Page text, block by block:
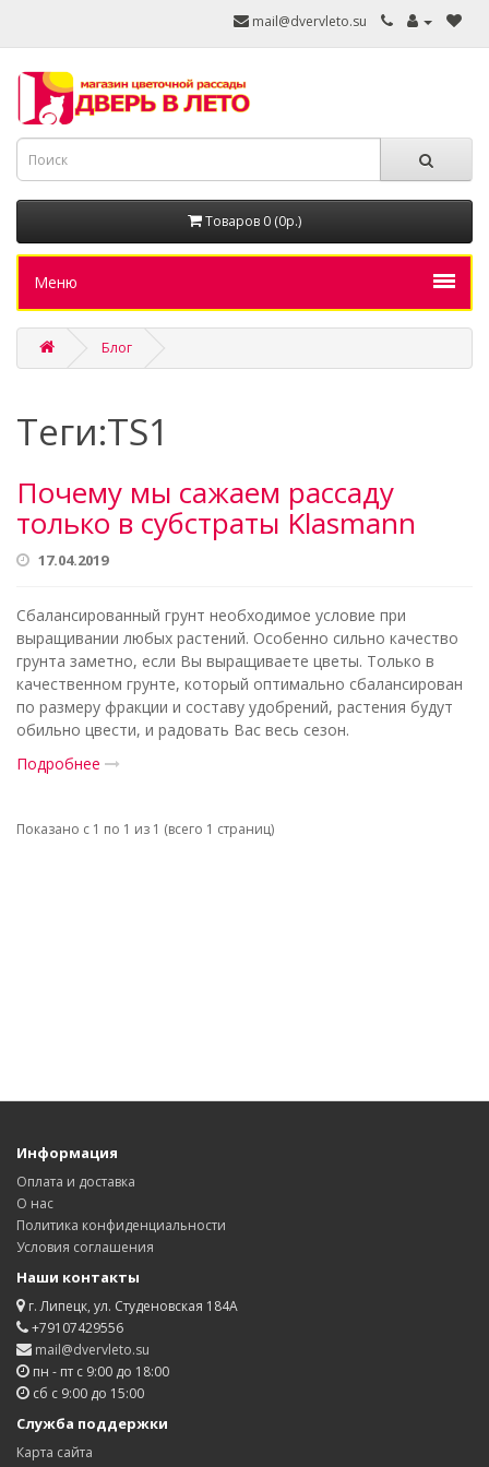
mail@dvervleto.su
Товаров 0 (0р.)
Меню
Блог
Теги:TS1
Почему мы сажаем рассаду
только в субстраты Klasmann
17.04.2019
Сбалансированный грунт необходимое условие при
выращивании любых растений. Особенно сильно качество
грунта заметно, если Вы выращиваете цветы. Только в
качественном грунте, который оптимально сбалансирован
по размеру фракции и составу удобрений, растения будут
обильно цвести, и радовать Вас весь сезон.
Подробнее
Показано с 1 по 1 из 1 (всего 1 страниц)
Информация
Оплата и доставка
О нас
Политика конфиденциальности
Условия соглашения
Наши контакты
г. Липецк, ул. Студеновская 184А
+79107429556
mail@dvervleto.su
пн - пт с 9:00 до 18:00
сб с 9:00 до 15:00
Служба поддержки
Карта сайта